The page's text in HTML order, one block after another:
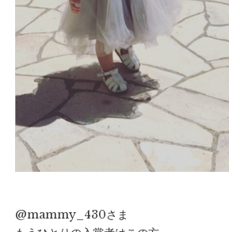
@mammy_430さま